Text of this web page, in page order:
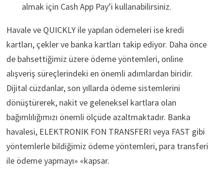
almak için Cash App Pay’i kullanabilirsiniz.
Havale ve QUICKLY ile yapılan ödemeleri ise kredi
kartları, çekler ve banka kartları takip ediyor. Daha önce
de bahsettiğimiz üzere ödeme yöntemleri, online
alışveriş süreçlerindeki en önemli adımlardan biridir.
Dijital cüzdanlar, son yıllarda ödeme sistemlerini
dönüştürerek, nakit ve geleneksel kartlara olan
bağımlılığımızı önemli ölçüde azaltmaktadır. Banka
havalesi, ELEKTRONIK FON TRANSFERI veya FAST gibi
yöntemlerle bildiğimiz ödeme yöntemleri, para transferi
ile ödeme yapmayı» «kapsar.